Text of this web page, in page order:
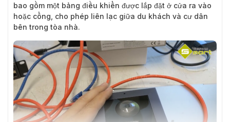
bao gồm một bảng điều khiển được lắp đặt ở cửa ra vào
hoặc cổng, cho phép liên lạc giữa du khách và cư dân
bên trong tòa nhà.